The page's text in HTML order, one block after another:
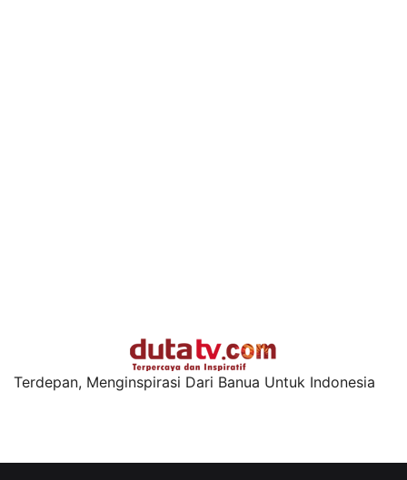
Terdepan, Menginspirasi Dari Banua Untuk Indonesia